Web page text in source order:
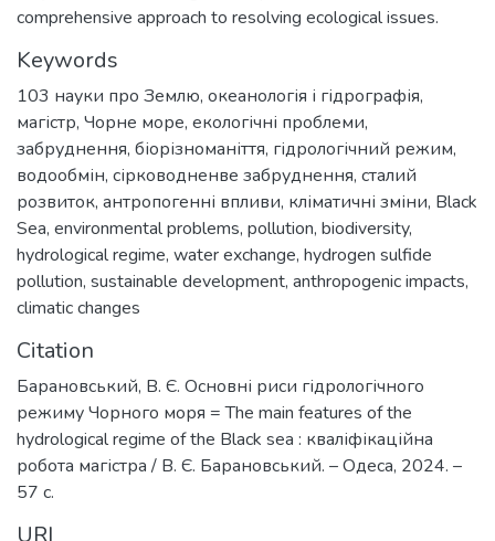
comprehensive approach to resolving ecological issues.
Keywords
103 науки про Землю, океанологія і гідрографія,
магістр, Чорне море, екологічні проблеми,
забруднення, біорізноманіття, гідрологічний режим,
водообмін, сірководненве забруднення, сталий
розвиток, антропогенні впливи, кліматичні зміни, Black
Sea, environmental problems, pollution, biodiversity,
hydrological regime, water exchange, hydrogen sulfide
pollution, sustainable development, anthropogenic impacts,
climatic changes
Citation
Барановський, В. Є. Основні риси гідрологічного
режиму Чорного моря = The main features of the
hydrological regime of the Black sea : кваліфікаційна
робота магістра / В. Є. Барановський. – Одеса, 2024. –
57 с.